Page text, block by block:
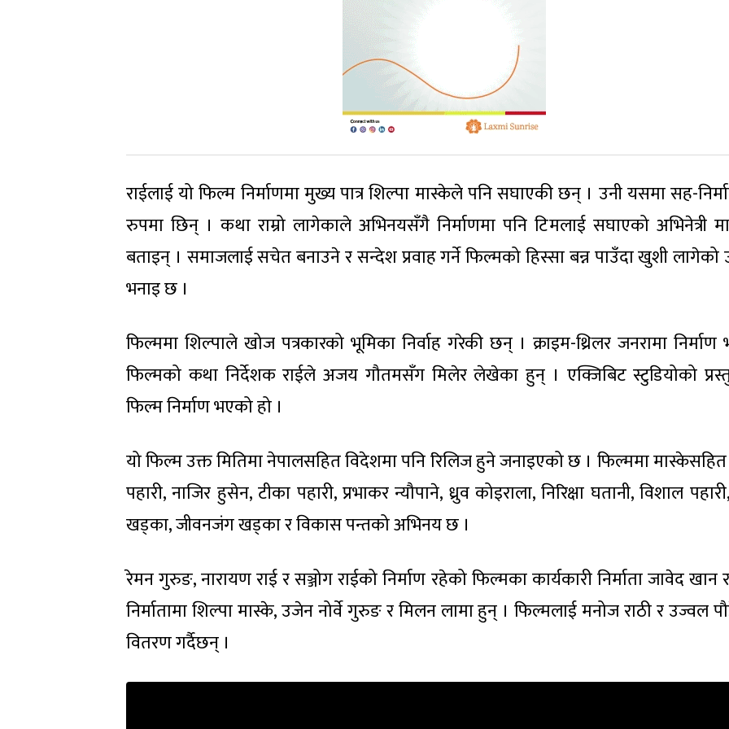
राईलाई यो फिल्म निर्माणमा मुख्य पात्र शिल्पा मास्केले पनि सघाएकी छन् । उनी यसमा सह-
रुपमा छिन् । कथा राम्रो लागेकाले अभिनयसँगै निर्माणमा पनि टिमलाई सघाएको अभिनेत्री
बताइन् । समाजलाई सचेत बनाउने र सन्देश प्रवाह गर्ने फिल्मको हिस्सा बन्न पाउँदा खुशी
भनाइ छ ।
फिल्ममा शिल्पाले खोज पत्रकारको भूमिका निर्वाह गरेकी छन् । क्राइम-थ्रिलर जनरामा
फिल्मको कथा निर्देशक राईले अजय गौतमसँग मिलेर लेखेका हुन् । एक्जिबिट स्टुडियोको
फिल्म निर्माण भएको हो ।
यो फिल्म उक्त मितिमा नेपालसहित विदेशमा पनि रिलिज हुने जनाइएको छ । फिल्ममा
पहारी, नाजिर हुसेन, टीका पहारी, प्रभाकर न्यौपाने, ध्रुव कोइराला, निरिक्षा घतानी, विशाल
खड्का, जीवनजंग खड्का र विकास पन्तको अभिनय छ ।
रेमन गुरुङ, नारायण राई र सञ्जोग राईको निर्माण रहेको फिल्मका कार्यकारी निर्माता जावेद
निर्मातामा शिल्पा मास्के, उजेन नोर्वे गुरुङ र मिलन लामा हुन् । फिल्मलाई मनोज राठी र उज्वल
वितरण गर्दैछन् ।